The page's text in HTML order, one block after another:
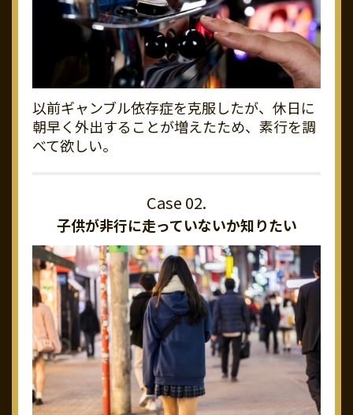
以前ギャンブル依存症を克服したが、休日に
朝早く外出することが増えたため、素行を調
べて欲しい。
子供が非行に走っていないか知りたい